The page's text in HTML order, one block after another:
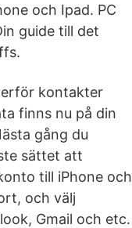
och Ipad. PC
guide till det
kontakter
finns nu på din
gång du
sättet att
till iPhone och
och välj
Gmail och etc.